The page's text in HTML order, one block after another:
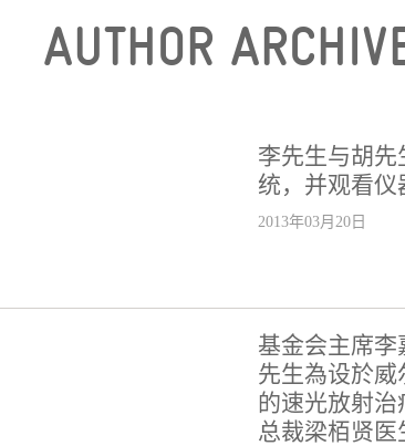
AUTHOR
李先生与胡
统，并观看仪
2013年03月20日
基金会主席
先生為设於
的速光放射
总裁梁栢贤